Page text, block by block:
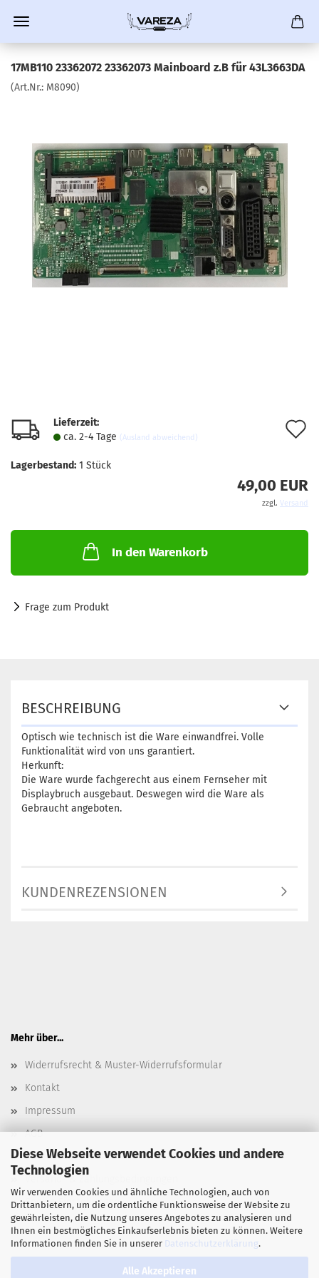
Diese Webseite verwendet Cookies und andere
Technologien
Wir verwenden Cookies und ähnliche Technologien, auch von
Drittanbietern, um die ordentliche Funktionsweise der Website zu
gewährleisten, die Nutzung unseres Angebotes zu analysieren und
Ihnen ein bestmögliches Einkaufserlebnis bieten zu können. Weitere
Informationen finden Sie in unserer Datenschutzerklärung.
Alle Akzeptieren
17MB110 23362072 23362073 Mainboard z.B für 43L3663DA
(Art.Nr.: M8090)
Lieferzeit:
ca. 2-4 Tage (Ausland abweichend)
Lagerbestand: 1 Stück
49,00 EUR
zzgl. Versand
In den Warenkorb
Frage zum Produkt
BESCHREIBUNG
Optisch wie technisch ist die Ware einwandfrei. Volle
Funktionalität wird von uns garantiert.
Herkunft:
Die Ware wurde fachgerecht aus einem Fernseher mit
Displaybruch ausgebaut. Deswegen wird die Ware als
Gebraucht angeboten.
KUNDENREZENSIONEN
Mehr über...
Widerrufsrecht & Muster-Widerrufsformular
Kontakt
Impressum
AGB
Datenschutz
Versand- & Zahlungsbedingungen
Cookie Einstellungen